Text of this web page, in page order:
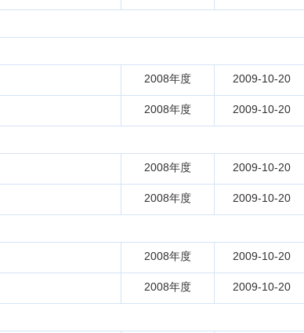
2008年度 2009-10-20
2008年度 2009-10-20
2008年度 2009-10-20
2008年度 2009-10-20
2008年度 2009-10-20
2008年度 2009-10-20